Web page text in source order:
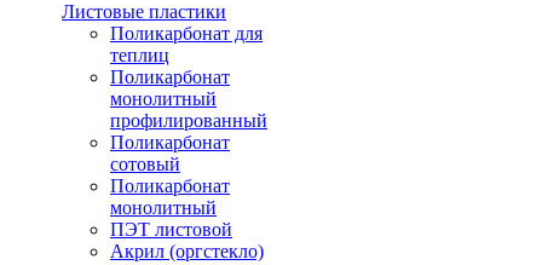
Листовые пластики
Поликарбонат для
теплиц
Поликарбонат
монолитный
профилированный
Поликарбонат
сотовый
Поликарбонат
монолитный
ПЭТ листовой
Акрил (оргстекло)